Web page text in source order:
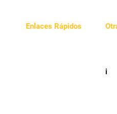
Enlaces Rápidos
i